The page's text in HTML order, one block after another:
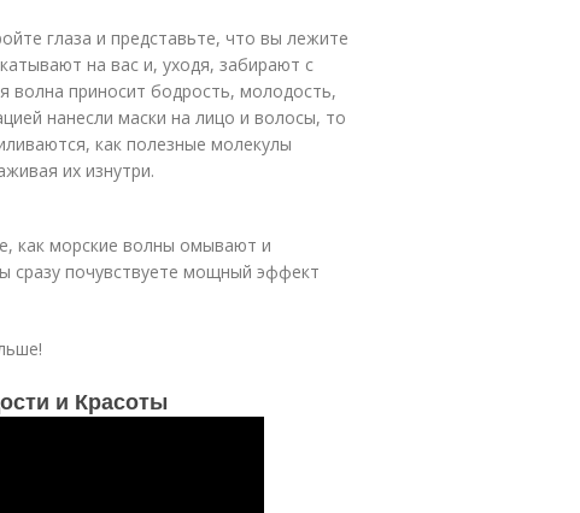
глаза и представьте, что вы лежите
на вас и, уходя, забирают с
волна приносит бодрость, молодость,
нанесли маски на лицо и волосы, то
как полезные молекулы
их изнутри.
как морские волны омывают и
сразу почувствуете мощный эффект
и Красоты